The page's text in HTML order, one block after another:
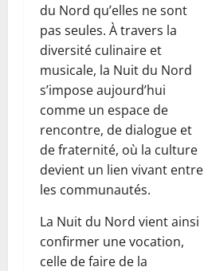
du Nord qu’elles ne sont
pas seules. À travers la
diversité culinaire et
musicale, la Nuit du Nord
s’impose aujourd’hui
comme un espace de
rencontre, de dialogue et
de fraternité, où la culture
devient un lien vivant entre
les communautés.
La Nuit du Nord vient ainsi
confirmer une vocation,
celle de faire de la